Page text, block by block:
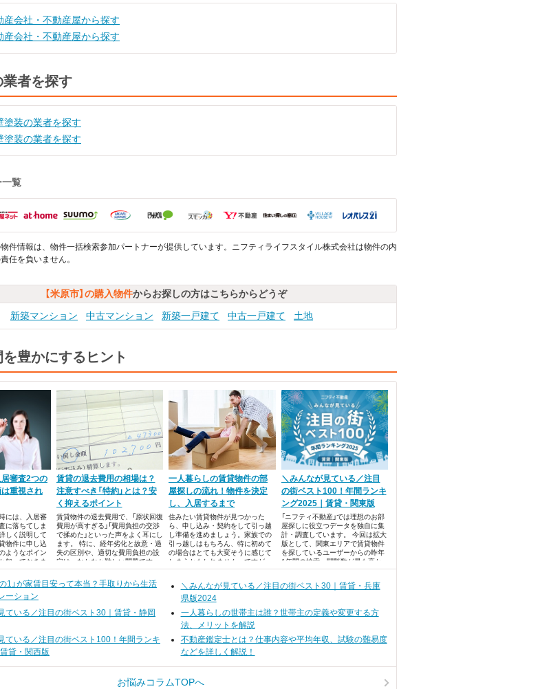
産会社・不動産屋から探す
産会社・不動産屋から探す
者を探す
塗装の業者を探す
塗装の業者を探す
一覧
件情報は、物件一括検索参加パートナーが提供しています。ニフティライフスタイル株式会社は物件の内
任を負いません。
【米原市】の購入物件からお探しの方はこちらからどうぞ
新築マンション
中古マンション 新築一戸建て 中古一戸建て 土地
豊かにするヒント
審査2つの
重視され
には、入居審
に落ちてしま
しく説明して
物件に申し込
ようなポイン
知っておきま
賃貸の退去費用の相場は？
注意すべき「特約」とは？安
く抑えるポイント
賃貸物件の退去費用で、「原状回復
費用が高すぎる」「費用負担の交渉
で揉めた」といった声をよく耳にし
ます。 特に、経年劣化と故意・過
失の区別や、適切な費用負担の設
定は、なかなか難しい問題です。
一人暮らしの賃貸物件の部
屋探しの流れ！物件を決定
し、入居するまで
住みたい賃貸物件が見つかった
ら、申し込み・契約をして引っ越
し準備を進めましょう。家族での
引っ越しはもちろん、特に初めて
の場合はとても大変そうに感じて
しまうかもしれません。ですが、
しっかりとサポートしてくれる引
よりも気軽にできるかもしれませ
んよ。
＼みんなが見ている／注目
の街ベスト100！年間ランキ
ング2025｜賃貸・関東版
「ニフティ不動産」では理想のお部
屋探しに役立つデータを独自に集
計・調査しています。 今回は拡大
版として、関東エリアで賃貸物件
を探しているユーザーからの昨年
1年間の検索・閲覧数が最も高か
った、注目の街ランキングベスト
1」が家賃目安って本当？手取りから生活
ーション
＼みんなが見ている／注目の街ベスト30｜賃貸・兵庫
県版2024
ている／注目の街ベスト30｜賃貸・静岡
一人暮らしの世帯主は誰？世帯主の定義や変更する方
法、メリットを解説
ている／注目の街ベスト100！年間ランキ
貸・関西版
不動産鑑定士とは？仕事内容や平均年収、試験の難易度
などを詳しく解説！
お悩みコラムTOPへ